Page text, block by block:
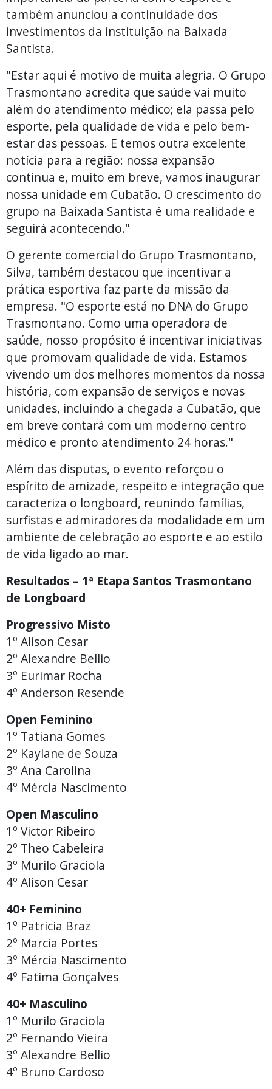
também anunciou a continuidade dos
investimentos da instituição na Baixada
Santista.
"Estar aqui é motivo de muita alegria. O Grupo
Trasmontano acredita que saúde vai muito
além do atendimento médico; ela passa pelo
esporte, pela qualidade de vida e pelo bem-
estar das pessoas. E temos outra excelente
notícia para a região: nossa expansão
continua e, muito em breve, vamos inaugurar
nossa unidade em Cubatão. O crescimento do
grupo na Baixada Santista é uma realidade e
seguirá acontecendo."
O gerente comercial do Grupo Trasmontano,
Silva, também destacou que incentivar a
prática esportiva faz parte da missão da
empresa. "O esporte está no DNA do Grupo
Trasmontano. Como uma operadora de
saúde, nosso propósito é incentivar iniciativas
que promovam qualidade de vida. Estamos
vivendo um dos melhores momentos da nossa
história, com expansão de serviços e novas
unidades, incluindo a chegada a Cubatão, que
em breve contará com um moderno centro
médico e pronto atendimento 24 horas."
Além das disputas, o evento reforçou o
espírito de amizade, respeito e integração que
caracteriza o longboard, reunindo famílias,
surfistas e admiradores da modalidade em um
ambiente de celebração ao esporte e ao estilo
de vida ligado ao mar.
Resultados – 1ª Etapa Santos Trasmontano
de Longboard
Progressivo Misto
1º Alison Cesar
2º Alexandre Bellio
3º Eurimar Rocha
4º Anderson Resende
Open Feminino
1º Tatiana Gomes
2º Kaylane de Souza
3º Ana Carolina
4º Mércia Nascimento
Open Masculino
1º Victor Ribeiro
2º Theo Cabeleira
3º Murilo Graciola
4º Alison Cesar
40+ Feminino
1º Patricia Braz
2º Marcia Portes
3º Mércia Nascimento
4º Fatima Gonçalves
40+ Masculino
1º Murilo Graciola
2º Fernando Vieira
3º Alexandre Bellio
4º Bruno Cardoso